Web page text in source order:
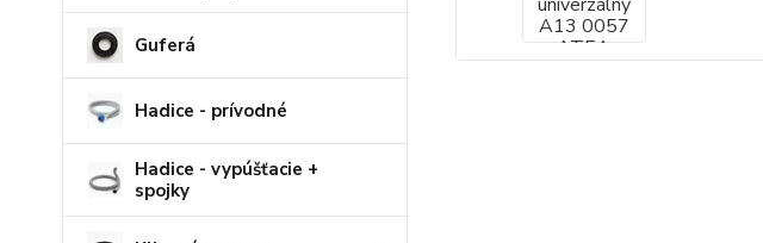
Guferá
Hadice - prívodné
Hadice - vypúšťacie +
spojky